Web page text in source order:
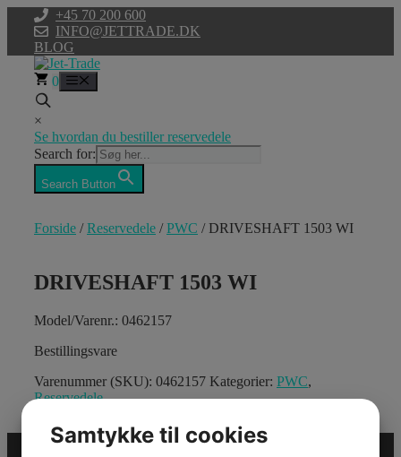
indhold
+45 70 200 600
INFO@JETTRADE.DK
BLOG
0
×
Se hvordan du bestiller reservedele
Search for:
Search Button
Forside /Reservedele /PWC / DRIVESHAFT 1503 WI
DRIVESHAFT 1503 WI
Model/Varenr.: 0462157
Bestillingsvare
Varenummer (SKU): 0462157 Kategorier: PWC,
Reservedele
Samtykke til cookies